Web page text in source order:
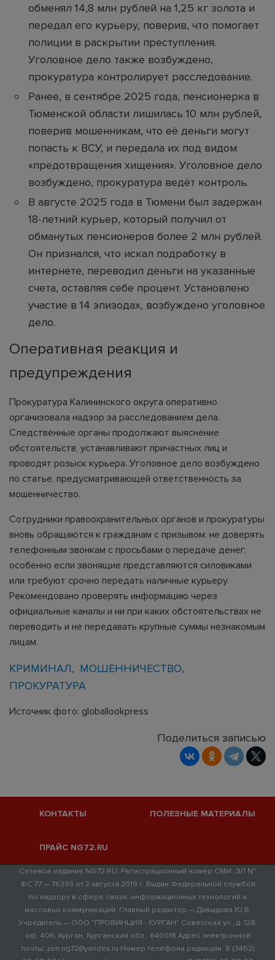
обменял 14,8 млн рублей на 1,25 кг золота и
передал его курьеру, поверив, что помогает
полиции в раскрытии преступления.
Уголовное дело также возбуждено,
прокуратура контролирует расследование.
Ранее, в сентябре 2025 года, пенсионерка в
Тюменской области лишилась 10 млн рублей,
поверив мошенникам, что её деньги могут
попасть к ВСУ, и передала их под видом
«предотвращения хищения». Уголовное дело
возбуждено, прокуратура ведёт контроль.
В августе 2025 года в Тюмени был задержан
18-летний курьер, который получил от
обманутых пенсионеров более 2 млн рублей.
Он признался, что искал подработку в
интернете, переводил деньги на указанные
счета, оставляя себе процент. Установлено
участие в 14 эпизодах, возбуждено уголовное
дело.
Оперативная реакция и
предупреждения
Прокуратура Калининского округа оперативно
организовала надзор за расследованием дела.
Следственные органы продолжают выяснение
обстоятельств, устанавливают причастных лиц и
проводят розыск курьера. Уголовное дело возбуждено
по статье, предусматривающей ответственность за
мошенничество.
Сотрудники правоохранительных органов и прокуратуры
вновь обращаются к гражданам с призывом: не доверять
телефонным звонкам с просьбами о передаче денег,
особенно если звонящие представляются силовиками
или требуют срочно передать наличные курьеру.
Рекомендовано проверять информацию через
официальные каналы и ни при каких обстоятельствах не
переводить и не передавать крупные суммы незнакомым
лицам.
КРИМИНАЛ
МОШЕННИЧЕСТВО
ПРОКУРАТУРА
Источник фото: globallookpress
Поделиться записью
КОНТАКТЫ ПОЛЕЗНЫЕ МАТЕРИАЛЫ
ПРАЙС NG72.RU
Сетевое издание NG72.RU. Регистрационный номер СМИ: ЭЛ №
ФС 77 — 76393 от 2 августа 2019 г. Выдан Федеральной службой
по надзору в сфере связи, информационных технологий и
массовых коммуникаций. Главный редактор — Давыдова Ю.В.
Учредитель — ООО "ПРОВИНЦИЯ - КУРГАН" Советская ул., д. 128,
оф. 406, Курган, Курганская обл., 640018 Адрес электронной
почты: zen.ng72@yandex.ru Номер телефона редакции: 8 (3452)